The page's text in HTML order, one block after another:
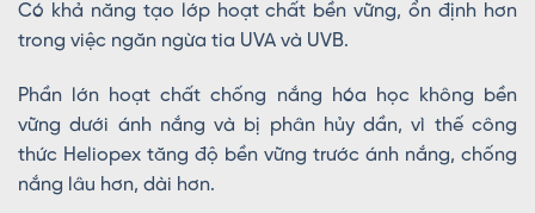
Có khả năng tạo lớp hoạt chất bền vững, ổn định hơn
trong việc ngăn ngừa tia UVA và UVB.
Phần lớn hoạt chất chống nắng hóa học không bền
vững dưới ánh nắng và bị phân hủy dần, vì thế công
thức Heliopex tăng độ bền vững trước ánh nắng, chống
nắng lâu hơn, dài hơn.